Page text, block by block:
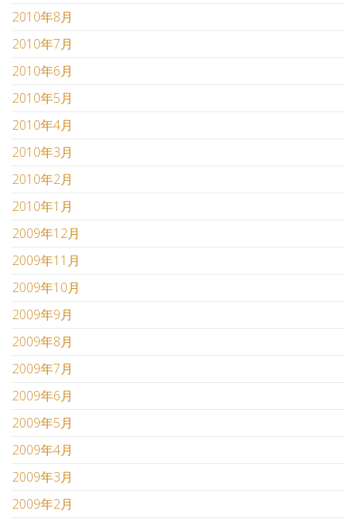
2010年8月
2010年7月
2010年6月
2010年5月
2010年4月
2010年3月
2010年2月
2010年1月
2009年12月
2009年11月
2009年10月
2009年9月
2009年8月
2009年7月
2009年6月
2009年5月
2009年4月
2009年3月
2009年2月